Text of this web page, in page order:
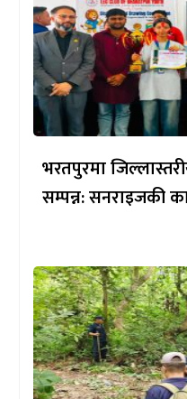
भरतपुरमा
सम्पन्न: सनराइजकी